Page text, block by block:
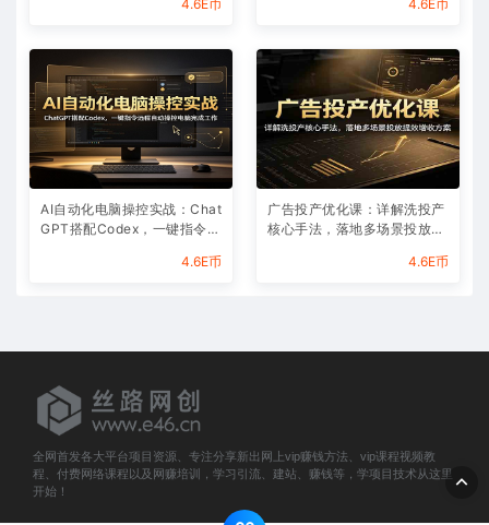
4.6E币
4.6E币
AI自动化电脑操控实战：Chat
GPT搭配Codex，一键指令远
4.6E币
广告投产优化课：详解洗投产
核心手法，落地多场景投放提
4.6E币
全网首发各大平台项目资源、专注分享新出网上vip赚钱方法、vip课程视频教
程、付费网络课程以及网赚培训，学习引流、建站、赚钱等，学项目技术从这里
开始！